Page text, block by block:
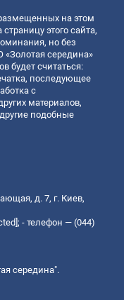
на этом
этого сайта,
но без
середина»
будет считаться:
последующее
с
материалов,
подобные
д. 7, г. Киев,
; - телефон — (044)
середина".